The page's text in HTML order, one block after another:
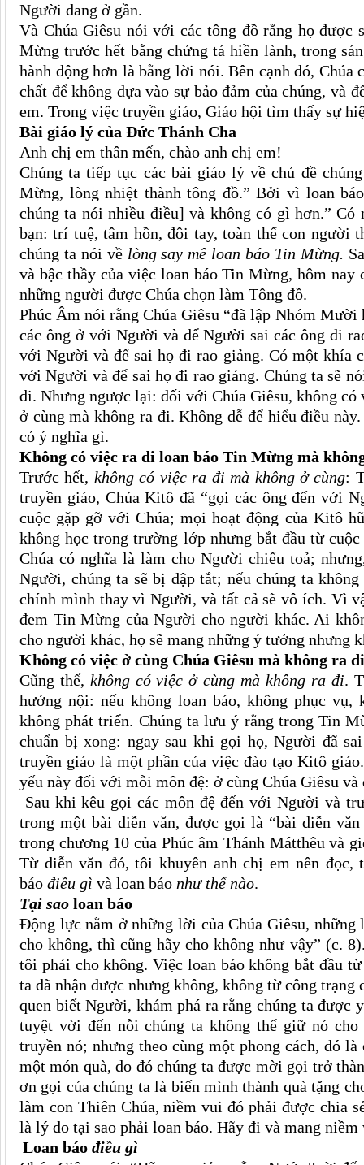
Người đang ở gần.
Và Chúa Giêsu nói với các tông đồ rằng họ
Mừng trước hết bằng chứng tá hiền lành, trong
hành động hơn là bằng lời nói. Bên cạnh đó,
chất để không dựa vào sự bảo đảm của chúng, và
em. Trong việc truyền giáo, Giáo hội tìm thấy sự
Bài giáo lý của Đức Thánh Cha
Anh chị em thân mến, chào anh chị em!
Chúng ta tiếp tục các bài giáo lý về chủ đề
Mừng, lòng nhiệt thành tông đồ.” Bởi vì loan
chúng ta nói nhiều điều] và không có gì hơn.”
bạn: trí tuệ, tâm hồn, đôi tay, toàn thể con người
chúng ta nói về lòng say mê loan báo Tin Mừng.
và bậc thầy của việc loan báo Tin Mừng, hôm nay
những người được Chúa chọn làm Tông đồ.
Phúc Âm nói rằng Chúa Giêsu “đã lập Nhóm
các ông ở với Người và để Người sai các ông đi
với Người và để sai họ đi rao giảng. Có một khía
với Người và để sai họ đi rao giảng. Chúng ta sẽ
đi. Nhưng ngược lại: đối với Chúa Giêsu, không
ở cùng mà không ra đi. Không dễ để hiểu điều
có ý nghĩa gì.
Không có việc ra đi loan báo Tin Mừng mà
Trước hết, không có việc ra đi mà không ở cùng:
truyền giáo, Chúa Kitô đã “gọi các ông đến với
cuộc gặp gỡ với Chúa; mọi hoạt động của Kitô
không học trong trường lớp nhưng bắt đầu từ
Chúa có nghĩa là làm cho Người chiếu toả;
Người, chúng ta sẽ bị dập tắt; nếu chúng ta
chính mình thay vì Người, và tất cả sẽ vô ích. Vì
đem Tin Mừng của Người cho người khác. Ai
cho người khác, họ sẽ mang những ý tưởng nhưng
Không có việc ở cùng Chúa Giêsu mà không ra
Cũng thế, không có việc ở cùng mà không ra đi.
hướng nội: nếu không loan báo, không phục
không phát triển. Chúng ta lưu ý rằng trong Tin
chuẩn bị xong: ngay sau khi gọi họ, Người đã
truyền giáo là một phần của việc đào tạo Kitô
yếu này đối với mỗi môn đệ: ở cùng Chúa Giêsu
Sau khi kêu gọi các môn đệ đến với Người và
trong một bài diễn văn, được gọi là “bài diễn
trong chương 10 của Phúc âm Thánh Mátthêu và
Từ diễn văn đó, tôi khuyên anh chị em nên
báo điều gì và loan báo như thế nào.
Tại sao loan báo
Động lực nằm ở những lời của Chúa Giêsu,
cho không, thì cũng hãy cho không như vậy” (c.
tôi phải cho không. Việc loan báo không bắt đầu
ta đã nhận được nhưng không, không từ công
quen biết Người, khám phá ra rằng chúng ta
tuyệt vời đến nỗi chúng ta không thể giữ nó
truyền nó; nhưng theo cùng một phong cách, đó
một món quà, do đó chúng ta được mời gọi trở
ơn gọi của chúng ta là biến mình thành quà tặng
làm con Thiên Chúa, niềm vui đó phải được chia
là lý do tại sao phải loan báo. Hãy đi và mang
Loan báo điều gì